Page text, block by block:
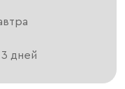
дней